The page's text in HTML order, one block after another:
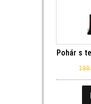
Pohár s
199